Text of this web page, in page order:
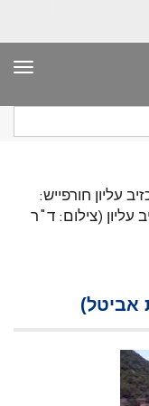
עליון חורפייש:
עליון (צילום: ד"ר
אביטל)